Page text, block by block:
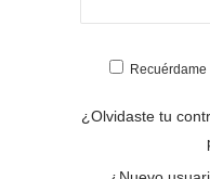
Recuérdame
¿Olvidaste tu